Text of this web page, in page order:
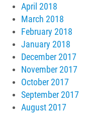
April 2018
March 2018
February 2018
January 2018
December 2017
November 2017
October 2017
September 2017
August 2017